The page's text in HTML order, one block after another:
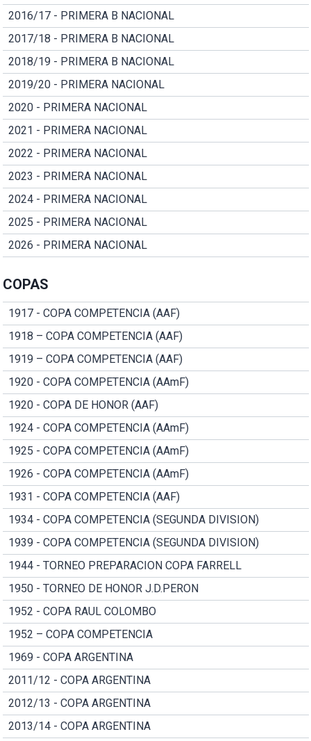
2016/17 - PRIMERA B NACIONAL
2017/18 - PRIMERA B NACIONAL
2018/19 - PRIMERA B NACIONAL
2019/20 - PRIMERA NACIONAL
2020 - PRIMERA NACIONAL
2021 - PRIMERA NACIONAL
2022 - PRIMERA NACIONAL
2023 - PRIMERA NACIONAL
2024 - PRIMERA NACIONAL
2025 - PRIMERA NACIONAL
2026 - PRIMERA NACIONAL
COPAS
1917 - COPA COMPETENCIA (AAF)
1918 – COPA COMPETENCIA (AAF)
1919 – COPA COMPETENCIA (AAF)
1920 - COPA COMPETENCIA (AAmF)
1920 - COPA DE HONOR (AAF)
1924 - COPA COMPETENCIA (AAmF)
1925 - COPA COMPETENCIA (AAmF)
1926 - COPA COMPETENCIA (AAmF)
1931 - COPA COMPETENCIA (AAF)
1934 - COPA COMPETENCIA (SEGUNDA DIVISION)
1939 - COPA COMPETENCIA (SEGUNDA DIVISION)
1944 - TORNEO PREPARACION COPA FARRELL
1950 - TORNEO DE HONOR J.D.PERON
1952 - COPA RAUL COLOMBO
1952 – COPA COMPETENCIA
1969 - COPA ARGENTINA
2011/12 - COPA ARGENTINA
2012/13 - COPA ARGENTINA
2013/14 - COPA ARGENTINA